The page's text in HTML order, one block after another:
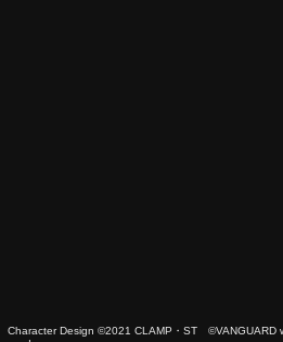
Design ©2021 CLAMP・ST ©VANGUARD